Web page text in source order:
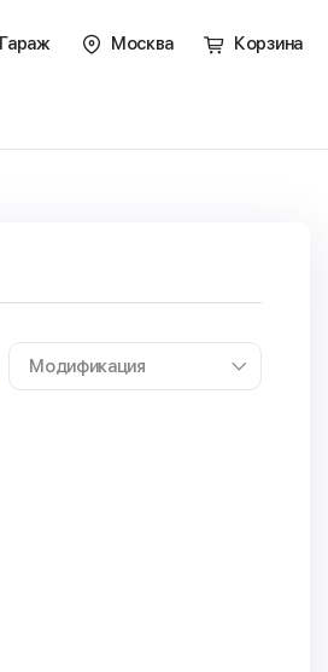
Гараж Москва Корзина